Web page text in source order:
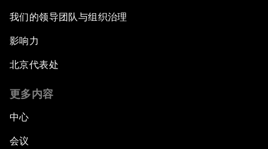
我们的领导团队与组织治理
影响力
北京代表处
更多内容
中心
会议